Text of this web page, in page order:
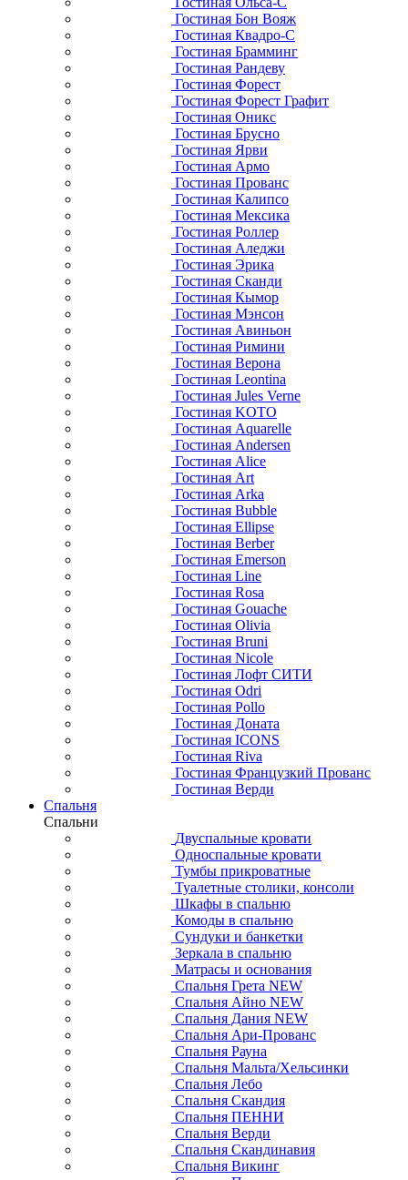
Гостиная Бон Вояж
Гостиная Квадро-С
Гостиная Брамминг
Гостиная Рандеву
Гостиная Форест
Гостиная Форест Графит
Гостиная Оникс
Гостиная Брусно
Гостиная Ярви
Гостиная Армо
Гостиная Прованс
Гостиная Калипсо
Гостиная Мексика
Гостиная Роллер
Гостиная Аледжи
Гостиная Эрика
Гостиная Сканди
Гостиная Кымор
Гостиная Мэнсон
Гостиная Авиньон
Гостиная Римини
Гостиная Верона
Гостиная Leontina
Гостиная Jules Verne
Гостиная KOTO
Гостиная Aquarelle
Гостиная Andersen
Гостиная Alice
Гостиная Art
Гостиная Arka
Гостиная Bubble
Гостиная Ellipse
Гостиная Berber
Гостиная Emerson
Гостиная Line
Гостиная Rosa
Гостиная Gouache
Гостиная Olivia
Гостиная Bruni
Гостиная Nicole
Гостиная Лофт СИТИ
Гостиная Odri
Гостиная Pollo
Гостиная Доната
Гостиная ICONS
Гостиная Riva
Гостиная Французкий Прованс
Гостиная Верди
Спальня
Спальни
Двуспальные кровати
Односпальные кровати
Тумбы прикроватные
Туалетные столики, консоли
Шкафы в спальню
Комоды в спальню
Сундуки и банкетки
Зеркала в спальню
Матрасы и основания
Спальня Грета NEW
Спальня Айно NEW
Спальня Дания NEW
Спальня Ари-Прованс
Спальня Рауна
Спальня Мальта/Хельсинки
Спальня Лебо
Спальня Скандия
Спальня ПЕННИ
Спальня Верди
Спальня Скандинавия
Спальня Викинг